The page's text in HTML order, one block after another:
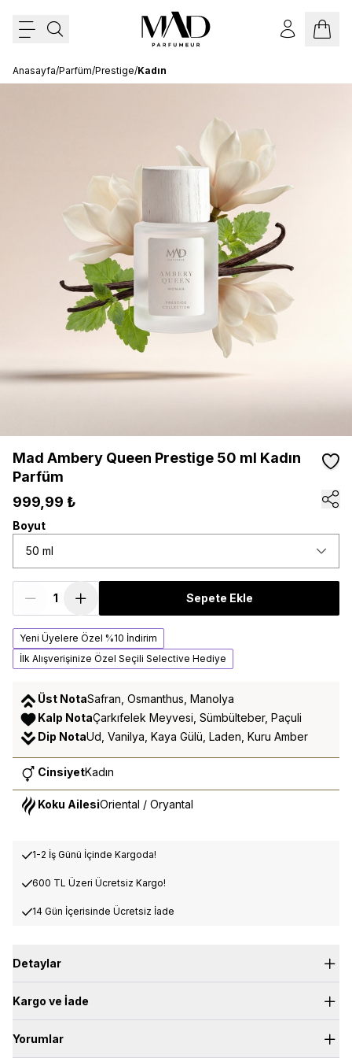
Anasayfa/Parfüm/Prestige/Kadın
Mad Ambery Queen Prestige 50 ml Kadın
Parfüm
999,99 ₺
Boyut
50 ml
Sepete Ekle
Yeni Üyelere Özel %10 İndirim
İlk Alışverişinize Özel Seçili Selective Hediye
Üst NotaSafran, Osmanthus, Manolya
Kalp NotaÇarkıfelek Meyvesi, Sümbülteber, Paçuli
Dip NotaUd, Vanilya, Kaya Gülü, Laden, Kuru Amber
CinsiyetKadın
Koku AilesiOriental / Oryantal
1-2 İş Günü İçinde Kargoda!
600 TL Üzeri Ücretsiz Kargo!
14 Gün İçerisinde Ücretsiz İade
Detaylar
Prestige Collection – EDP Intense
Prestige serisi, güçlü bir duruşun ve kalıcı bir etkinin ifadesi. İlk
Kargo ve İade
600 TL üzerindeki siparişlerde ücretsiz standart kargo
Yorumlar